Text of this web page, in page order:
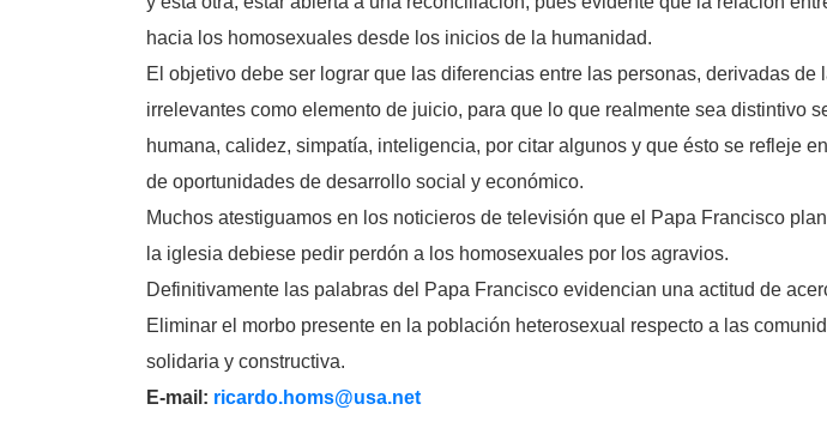
hacia los homosexuales desde los inicios de la humanidad.
El objetivo debe ser lograr que las diferencias entre las personas, derivadas
irrelevantes como elemento de juicio, para que lo que realmente sea distintivo
humana, calidez, simpatía, inteligencia, por citar algunos y que ésto se refleje
de oportunidades de desarrollo social y económico.
Muchos atestiguamos en los noticieros de televisión que el Papa Francisco
la iglesia debiese pedir perdón a los homosexuales por los agravios.
Definitivamente las palabras del Papa Francisco evidencian una actitud de
Eliminar el morbo presente en la población heterosexual respecto a las
solidaria y constructiva.
E-mail: ricardo.homs@usa.net